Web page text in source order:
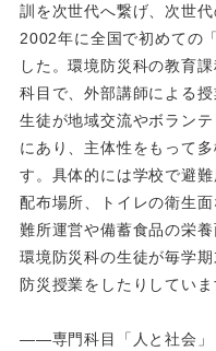
訓を次世代へ繋げ、次世
2002年に全国で初めての
した。環境防災科の教育
科目で、外部講師による
生徒が地域交流やボラン
にあり、主体性をもって
す。具体的には学校で避
配布場所、トイレの衛生
難所運営や備蓄食品の栄
環境防災科の生徒が毎学
防災授業をしたりしていま
――専門科目「人と社会